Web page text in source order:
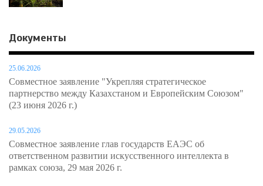
Документы
25.06.2026
Совместное заявление "Укрепляя стратегическое
партнерство между Казахстаном и Европейским Союзом"
(23 июня 2026 г.)
29.05.2026
Совместное заявление глав государств ЕАЭС об
ответственном развитии искусственного интеллекта в
рамках союза, 29 мая 2026 г.